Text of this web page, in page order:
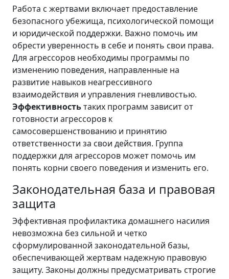
Работа с жертвами включает предоставление
безопасного убежища, психологической помощи
и юридической поддержки. Важно помочь им
обрести уверенность в себе и понять свои права.
Для агрессоров необходимы программы по
изменению поведения, направленные на
развитие навыков неагрессивного
взаимодействия и управления гневливостью.
Эффективностьтаких программ зависит от
готовности агрессоров к
самосовершенствованию и принятию
ответственности за свои действия. Группа
поддержки для агрессоров может помочь им
понять корни своего поведения и изменить его.
Законодательная база и правовая
защита
Эффективная профилактика домашнего насилия
невозможна без сильной и четко
сформулированной законодательной базы,
обеспечивающей жертвам надежную правовую
защиту. Законы должны предусматривать строгие